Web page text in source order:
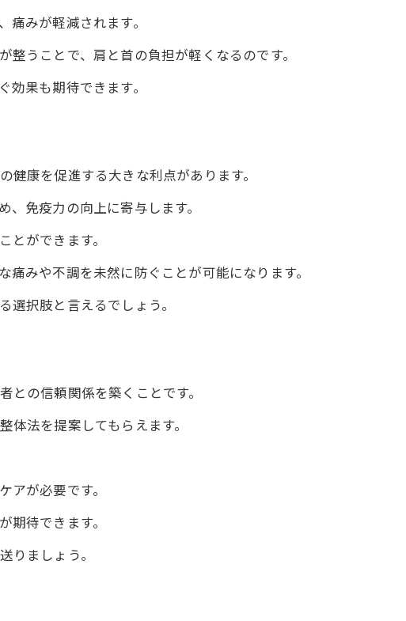
身への影響
しい生活
の施術の魅力
掃する方法
秘密
効果とは
のアプローチ
ント
る新生活
みが軽減されます。
うことで、肩と首の負担が軽くなるのです。
果も期待できます。
康を促進する大きな利点があります。
免疫力の向上に寄与します。
ができます。
みや不調を未然に防ぐことが可能になります。
択肢と言えるでしょう。
の信頼関係を築くことです。
法を提案してもらえます。
が必要です。
待できます。
りましょう。